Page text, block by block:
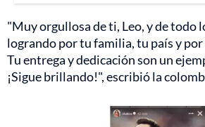
"Muy orgullosa de ti, Leo, y de todo
logrando por tu familia, tu país y
Tu entrega y dedicación son un
¡Sigue brillando!", escribió la